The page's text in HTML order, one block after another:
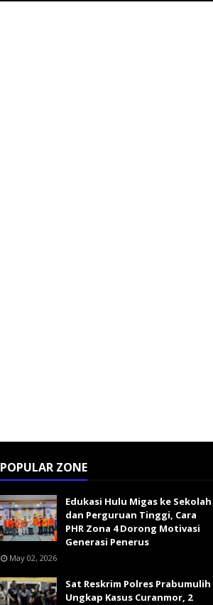
POPULAR ZONE
Edukasi Hulu Migas ke Sekolah
dan Perguruan Tinggi, Cara
PHR Zona 4 Dorong Motivasi
Generasi Penerus
May 02, 2026
Sat Reskrim Polres Prabumulih
Ungkap Kasus Curanmor, 2